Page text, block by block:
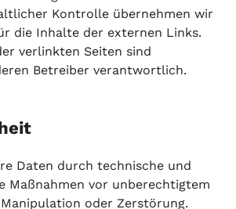
Kontrolle übernehmen wir
die Inhalte der externen Links.
verlinkten Seiten sind
Betreiber verantwortlich.
Daten durch technische und
Maßnahmen vor unberechtigtem
oder Zerstörung.